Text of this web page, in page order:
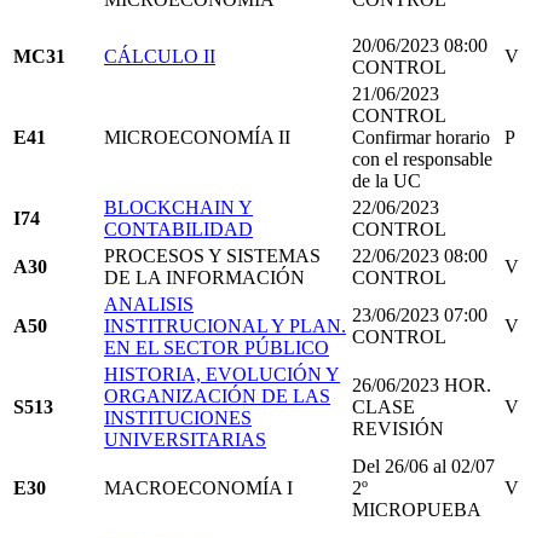
MC31 CÁLCULO II
20/06/2023 08:00
CONTROL
V
E41 MICROECONOMÍA II
21/06/2023
CONTROL
Confirmar horario
con el responsable
de la UC
P
I74
BLOCKCHAIN Y
CONTABILIDAD
22/06/2023
CONTROL
A30
PROCESOS Y SISTEMAS
DE LA INFORMACIÓN
22/06/2023 08:00
CONTROL
V
A50
ANALISIS
INSTITRUCIONAL Y PLAN.
EN EL SECTOR PÚBLICO
23/06/2023 07:00
CONTROL
V
S513
HISTORIA, EVOLUCIÓN Y
ORGANIZACIÓN DE LAS
INSTITUCIONES
UNIVERSITARIAS
26/06/2023 HOR.
CLASE
REVISIÓN
V
E30 MACROECONOMÍA I
Del 26/06 al 02/07
2º
MICROPUEBA
V